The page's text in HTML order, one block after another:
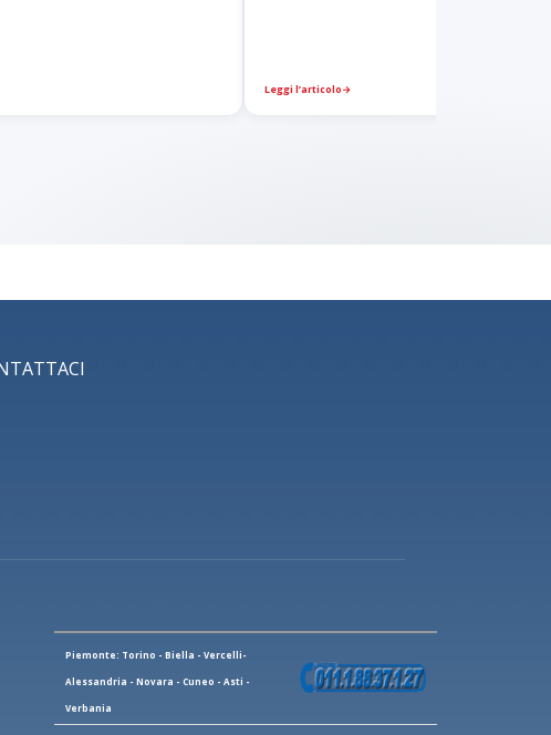
Leggi l’articolo→
Piemonte: Torino - Biella - Vercelli-
Alessandria - Novara - Cuneo - Asti -
Verbania